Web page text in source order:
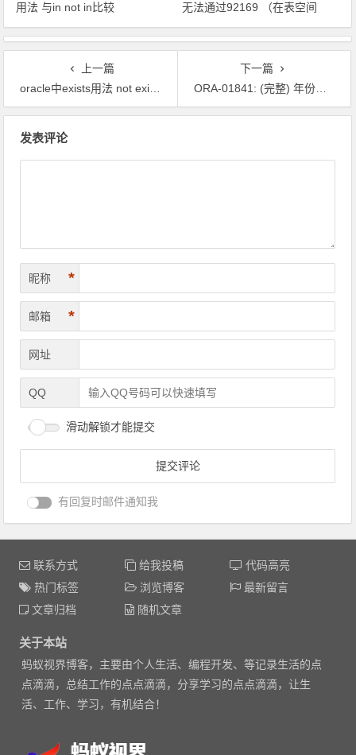
用法 与in not in比较
无法通过92169 （在表空间
PK_DW_MAADMINISTRATION
上一篇
oracle中exists用法 not exists的用法 与in not in比较
下一篇
ORA-01841: (完整) 年份值必须介于 -4713 和 +9999 之间, 且不为 0
发表评论
昵称 *
邮箱 *
网址
QQ
滑动解锁才能提交
有回复时邮件通知我
联系方式 给我投稿
代码高亮
热门标签
浏览博客
最新留言
文章归档
随机文章
关于本站
蚂蚁视界博客，主要由个人生活、编程开发、等记录生活的点
点滴滴，总结工作的点点滴滴，分享学习的点点滴滴，让生
活、工作、学习，有机结合！